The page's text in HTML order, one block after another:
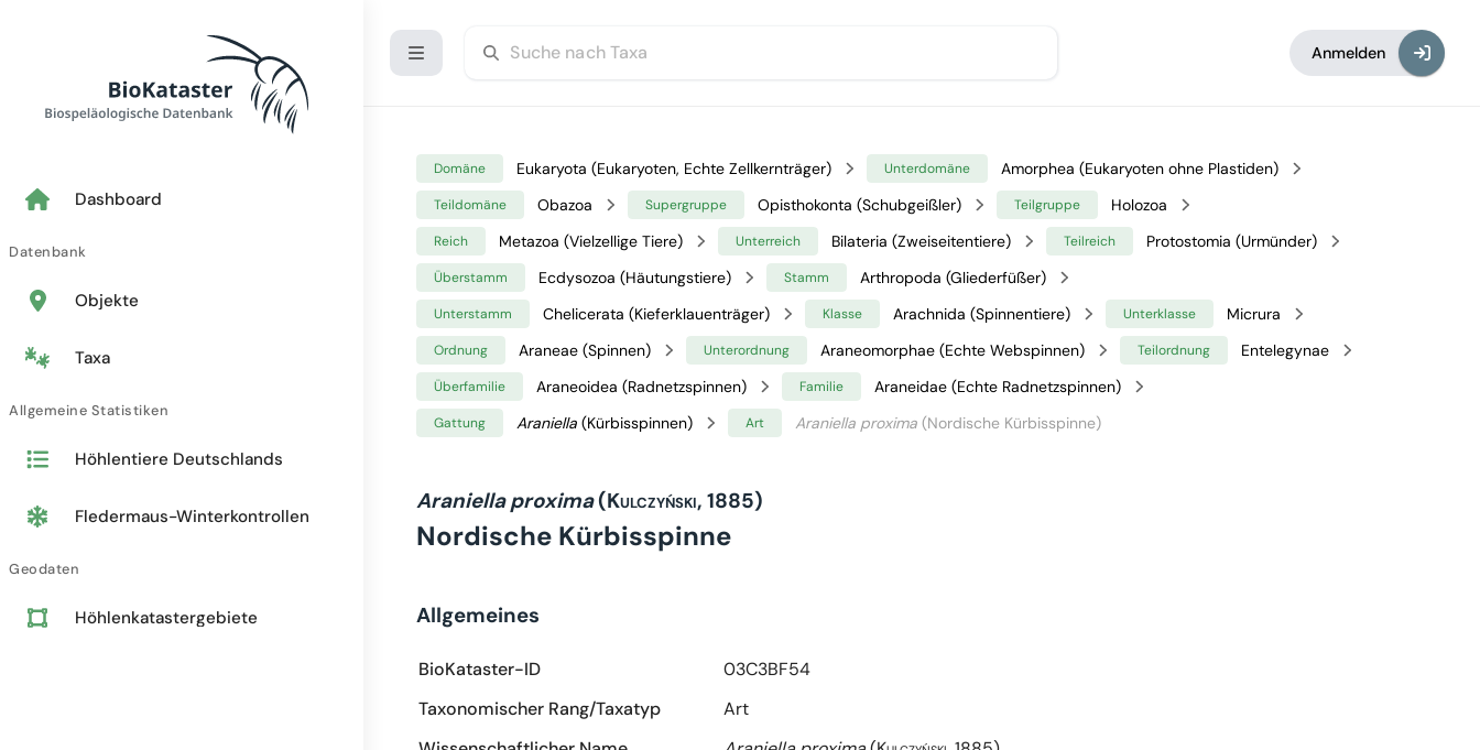
Dashboard
Datenbank
Objekte
Taxa
Allgemeine Statistiken
Höhlentiere Deutschlands
Fledermaus-Winterkontrollen
Geodaten
Höhlenkatastergebiete
Anmelden
Domäne Eukaryota (Eukaryoten, Echte Zellkernträger) Unterdomäne Amorphea (Eukaryoten ohne Plastiden)
Teildomäne Obazoa Supergruppe Opisthokonta (Schubgeißler) Teilgruppe Holozoa
Reich Metazoa (Vielzellige Tiere) Unterreich Bilateria (Zweiseitentiere) Teilreich Protostomia (Urmünder)
Überstamm Ecdysozoa (Häutungstiere) Stamm Arthropoda (Gliederfüßer)
Unterstamm Chelicerata (Kieferklauenträger) Klasse Arachnida (Spinnentiere) Unterklasse Micrura
Ordnung Araneae (Spinnen) Unterordnung Araneomorphae (Echte Webspinnen) Teilordnung Entelegynae
Überfamilie Araneoidea (Radnetzspinnen) Familie Araneidae (Echte Radnetzspinnen)
Gattung Araniella (Kürbisspinnen) Art Araniella proxima (Nordische Kürbisspinne)
Araniella proxima(Kulczyński, 1885)
Nordische Kürbisspinne
Allgemeines
BioKataster-ID
03C3BF54
Taxonomischer Rang/Taxatyp
Art